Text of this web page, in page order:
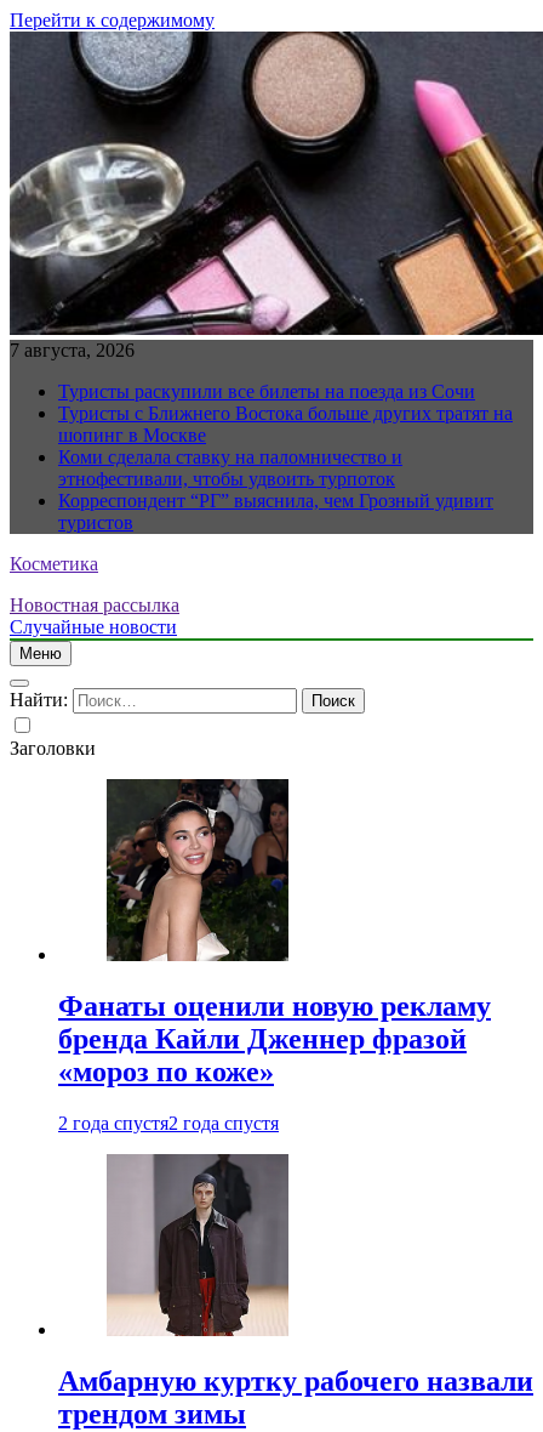
Перейти к содержимому
7 августа, 2026
Туристы раскупили все билеты на поезда из Сочи
Туристы с Ближнего Востока больше других тратят на
шопинг в Москве
Коми сделала ставку на паломничество и
этнофестивали, чтобы удвоить турпоток
Корреспондент “РГ” выяснила, чем Грозный удивит
туристов
Косметика
Новостная рассылка
Случайные новости
Меню
Найти:
Заголовки
Фанаты оценили новую рекламу
бренда Кайли Дженнер фразой
«мороз по коже»
2 года спустя2 года спустя
Амбарную куртку рабочего назвали
трендом зимы